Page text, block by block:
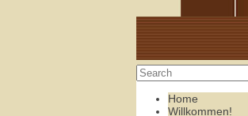
Alte Rezepte online
Home
Willkommen!